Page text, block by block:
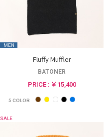
MEN
Fluffy Muffler
BATONER
PRICE : ￥15,400
5 COLOR
SALE